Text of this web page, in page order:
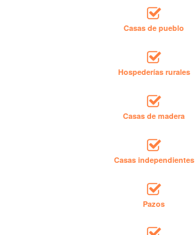
Casas de pueblo
Hospederías rurales
Casas de madera
Casas independientes
Pazos